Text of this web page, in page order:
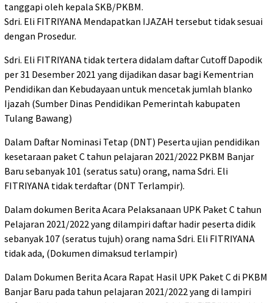
tanggapi oleh kepala SKB/PKBM.
Sdri. Eli FITRIYANA Mendapatkan IJAZAH tersebut tidak sesuai
dengan Prosedur.
Sdri. Eli FITRIYANA tidak tertera didalam daftar Cutoff Dapodik
per 31 Desember 2021 yang dijadikan dasar bagi Kementrian
Pendidikan dan Kebudayaan untuk mencetak jumlah blanko
Ijazah (Sumber Dinas Pendidikan Pemerintah kabupaten
Tulang Bawang)
Dalam Daftar Nominasi Tetap (DNT) Peserta ujian pendidikan
kesetaraan paket C tahun pelajaran 2021/2022 PKBM Banjar
Baru sebanyak 101 (seratus satu) orang, nama Sdri. Eli
FITRIYANA tidak terdaftar (DNT Terlampir).
Dalam dokumen Berita Acara Pelaksanaan UPK Paket C tahun
Pelajaran 2021/2022 yang dilampiri daftar hadir peserta didik
sebanyak 107 (seratus tujuh) orang nama Sdri. Eli FITRIYANA
tidak ada, (Dokumen dimaksud terlampir)
Dalam Dokumen Berita Acara Rapat Hasil UPK Paket C di PKBM
Banjar Baru pada tahun pelajaran 2021/2022 yang di lampiri